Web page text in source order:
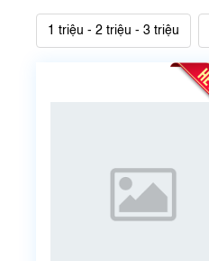
1 triệu - 2 triệu - 3 triệu